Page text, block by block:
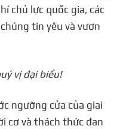
chủ lực quốc gia, các
tin yêu và vươn
vị đại biểu!
ngưỡng cửa của giai
cơ và thách thức đan